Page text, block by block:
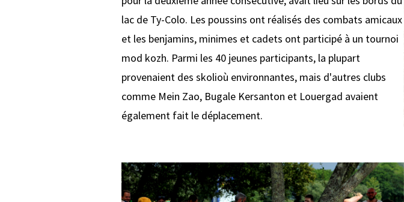
lac de Ty-Colo. Les poussins ont réalisés des combats amicaux
et les benjamins, minimes et cadets ont participé à un tournoi
mod kozh. Parmi les 40 jeunes participants, la plupart
provenaient des skolioù environnantes, mais d'autres clubs
comme Mein Zao, Bugale Kersanton et Louergad avaient
également fait le déplacement.